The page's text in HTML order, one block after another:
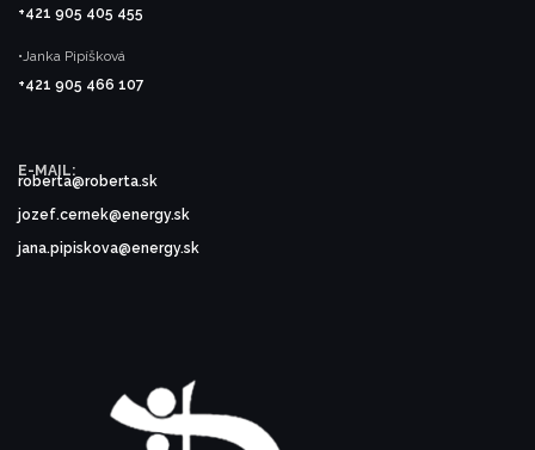
+421 905 405 455
•Janka Pipíšková
+421 905 466 107
E-MAIL:
roberta@roberta.sk
jozef.cernek@energy.sk
jana.pipiskova@energy.sk